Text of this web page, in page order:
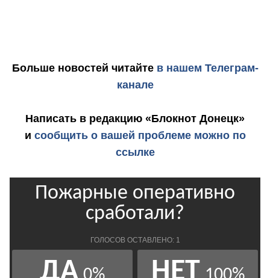
Больше новостей читайте в нашем Телеграм-
канале
Написать в редакцию «Блокнот Донецк»
и сообщить о вашей проблеме можно по
ссылке